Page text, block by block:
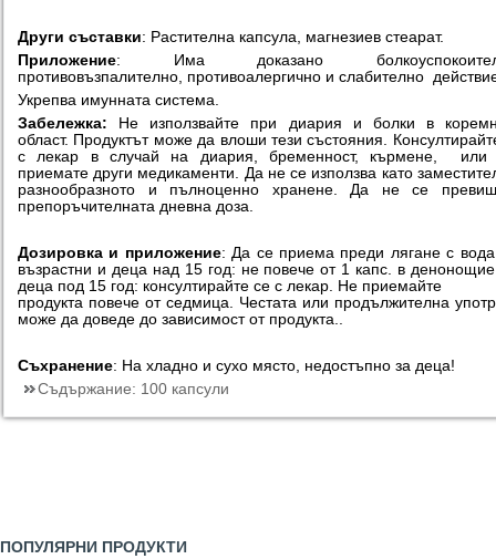
Други съставки: Растителна капсула, магнезиев стеарат.
Приложение: Има доказано
противовъзпалително, противоалергично и слабително
Укрепва имунната система.
Забележка:
Не използвайте
при диария и болки в
област. Продуктът може да влоши тези състояния.
с лекар в случай на диария, бременност, кърмене, или
приемате други медикаменти. Да не се използва като
разнообразното и пълноценно хранене. Да не се
препоръчителната дневна доза.
Дозировка и приложение: Да се приема преди лягане с
възрастни и деца над 15 год: не повече от 1 капс. в
деца под 15 год: консултирайте се с лекар. Не приемайте
продукта повече от седмица. Честата или продължителна
може да доведе до зависимост от продукта..
Съхранение: На хладно и сухо място, недостъпно за деца!
Съдържание: 100 капсули
ПОПУЛЯРНИ ПРОДУКТИ